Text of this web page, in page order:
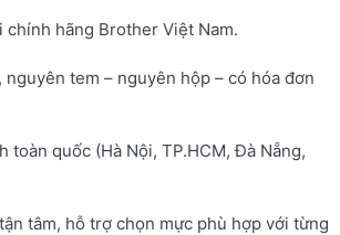
hãng Brother Việt Nam.
nguyên tem – nguyên hộp – có hóa đơn
toàn quốc (Hà Nội, TP.HCM, Đà Nẵng,
tâm, hỗ trợ chọn mực phù hợp với từng